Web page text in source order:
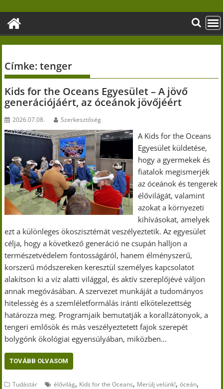
content
Címke:tenger
Kids for the Oceans Egyesület – A jövő
generációjáért, az óceánok jövőjéért
2026.07.08. Szerkesztőség
A Kids for the Oceans
Egyesület küldetése,
hogy a gyermekek és
fiatalok megismerjék
az óceánok és tengerek
élővilágát, valamint
azokat a környezeti
kihívásokat, amelyek
ezt a különleges ökoszisztémát veszélyeztetik. Az egyesület
célja, hogy a következő generáció ne csupán halljon a
természetvédelem fontosságáról, hanem élményszerű,
korszerű módszereken keresztül személyes kapcsolatot
alakítson ki a víz alatti világgal, és aktív szereplőjévé váljon
annak megóvásában. A szervezet munkáját a tudományos
hitelesség és a szemléletformálás iránti elkötelezettség
határozza meg. Programjaik bemutatják a korallzátonyok, a
tengeri emlősök és más veszélyeztetett fajok szerepét
bolygónk ökológiai egyensúlyában, miközben…
TOVÁBB OLVASOM
Tudástár élővilág, Kids for the Oceans, Merülj velünk!,óceán,